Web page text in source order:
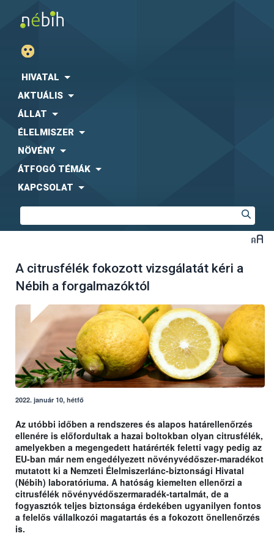
HIVATAL
AKTUÁLIS
ÁLLAT
ÉLELMISZER
NÖVÉNY
ÁTFOGÓ TÉMÁK
KAPCSOLAT
A citrusfélék fokozott vizsgálatát kéri a
Nébih a forgalmazóktól
2022. január 10, hétfő
Az utóbbi időben a rendszeres és alapos határellenőrzés
ellenére is előfordultak a hazai boltokban olyan citrusfélék,
amelyekben a megengedett határérték feletti vagy pedig az
EU-ban már nem engedélyezett növényvédőszer-maradékot
mutatott ki a Nemzeti Élelmiszerlánc-biztonsági Hivatal
(Nébih) laboratóriuma. A hatóság kiemelten ellenőrzi a
citrusfélék növényvédőszermaradék-tartalmát, de a
fogyasztók teljes biztonsága érdekében ugyanilyen fontos
a felelős vállalkozói magatartás és a fokozott önellenőrzés
is.